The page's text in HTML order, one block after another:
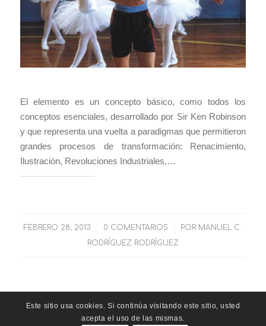
El elemento es un concepto básico, como todos los
conceptos esenciales, desarrollado por Sir Ken Robinson
y que representa una vuelta a paradigmas que permitieron
grandes procesos de transformación: Renacimiento,
Ilustración, Revoluciones Industriales,…
FEBRERO 28, 2013
/ 0 COMENTARIOS
/ POR MANUEL C.
RODRÍGUEZ RODRÍGUEZ
Este sitio usa cookies. Si continúa visitando este sitio, usted
acepta el uso de las mismas.